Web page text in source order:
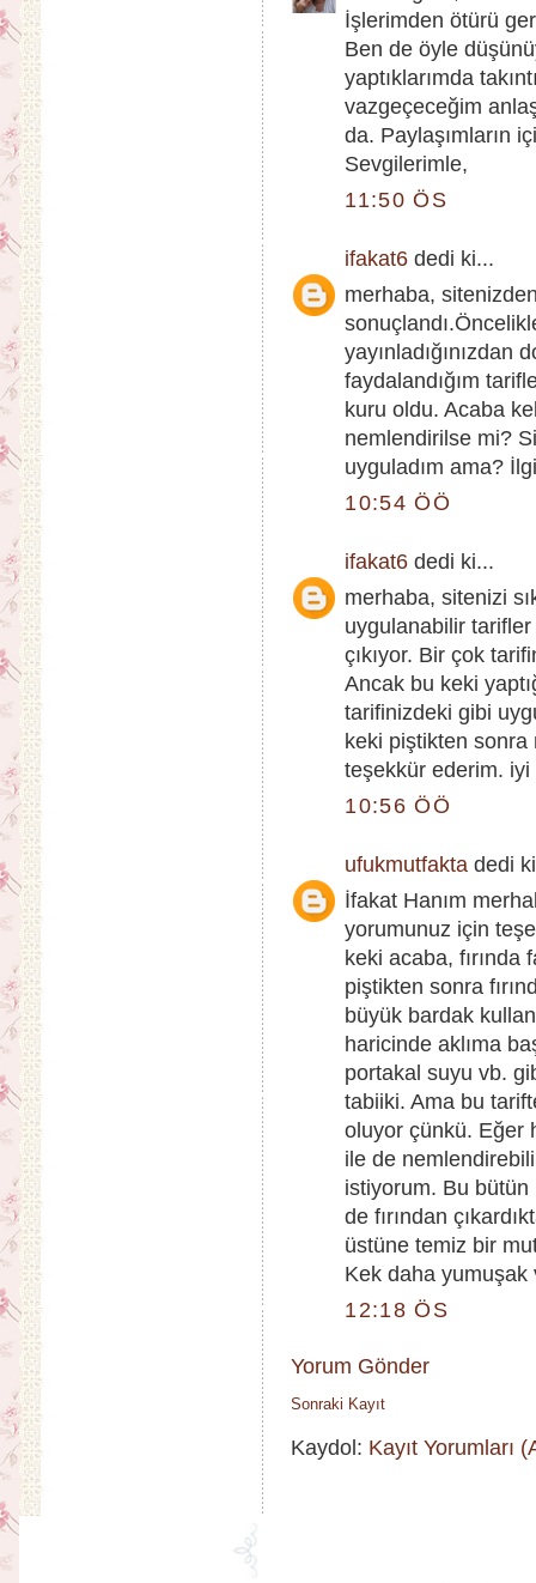
İşlerimden ötürü
Ben de öyle
yaptıklarımda
vazgeçeceğim
da. Paylaşımların
Sevgilerimle,
11:50 ÖS
ifakat6 dedi ki...
merhaba,
yayınladığınızdan
faydalandığım
kuru oldu. Acaba
nemlendirilse mi?
uyguladım ama?
10:54 ÖÖ
ifakat6 dedi ki...
merhaba, sitenizi
uygulanabilir tarifler
çıkıyor. Bir çok
Ancak bu keki
tarifinizdeki gibi
keki piştikten
teşekkür ederim. iyi
10:56 ÖÖ
ufukmutfakta dedi
İfakat Hanım
yorumunuz için
keki acaba,
piştikten sonra
büyük bardak
haricinde aklıma
portakal suyu vb.
tabiiki. Ama bu
oluyor çünkü. Eğer
ile de
istiyorum. Bu
de fırından
üstüne temiz bir
Kek daha
12:18 ÖS
Yorum Gönder
Sonraki Kayıt
Kaydol: Kayıt Yorumları